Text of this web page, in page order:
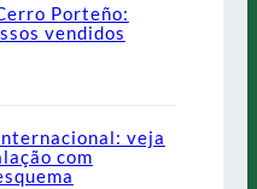
Porteño:
vendidos
veja
com